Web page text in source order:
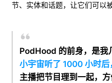
节、实体和话题，让它们可以
PodHood 的前身，是我
小宇宙听了 1000 小时
主播把节目理到一起，